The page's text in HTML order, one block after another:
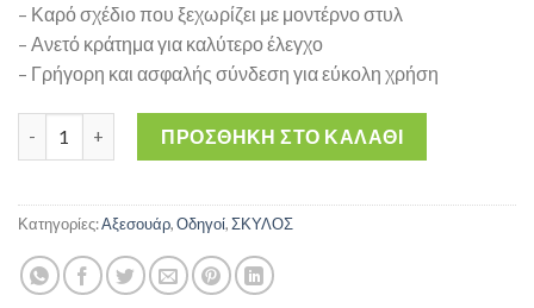
– Καρό σχέδιο που ξεχωρίζει με μοντέρνο στυλ
– Ανετό κράτημα για καλύτερο έλεγχο
– Γρήγορη και ασφαλής σύνδεση για εύκολη χρήση
Everking Medium 1,50 x 2.00 cm – Λουρί Σκύλου Καρό για Μέχρι
ΠΡΟΣΘΉΚΗ ΣΤΟ ΚΑΛΆΘΙ
Κατηγορίες:Αξεσουάρ,Οδηγοί,ΣΚΥΛΟΣ